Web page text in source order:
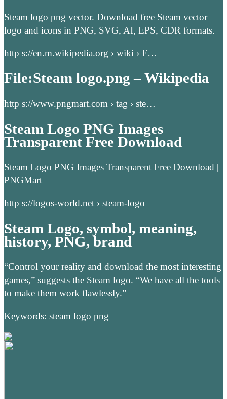
Steam logo png vector. Download free Steam vector
logo and icons in PNG, SVG, AI, EPS, CDR formats.
http s://en.m.wikipedia.org › wiki › F…
File:Steam logo.png – Wikipedia
http s://www.pngmart.com › tag › ste…
Steam Logo PNG Images
Transparent Free Download
Steam Logo PNG Images Transparent Free Download |
PNGMart
http s://logos-world.net › steam-logo
Steam Logo, symbol, meaning,
history, PNG, brand
“Control your reality and download the most interesting
games,” suggests the Steam logo. “We have all the tools
to make them work flawlessly.”
Keywords: steam logo png